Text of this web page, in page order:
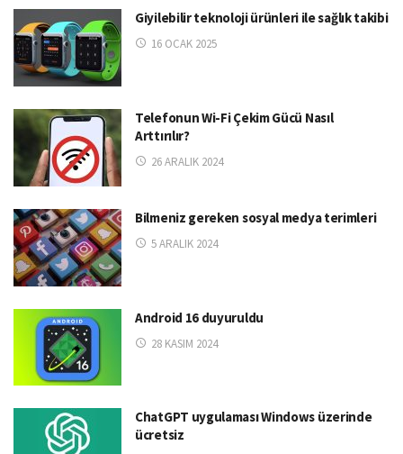
Giyilebilir teknoloji ürünleri ile sağlık takibi
16 OCAK 2025
Telefonun Wi-Fi Çekim Gücü Nasıl
Arttırılır?
26 ARALIK 2024
Bilmeniz gereken sosyal medya terimleri
5 ARALIK 2024
Android 16 duyuruldu
28 KASIM 2024
ChatGPT uygulaması Windows üzerinde
ücretsiz